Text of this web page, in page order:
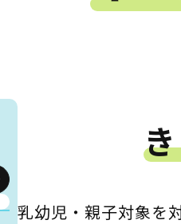
乳幼児・親子対象を